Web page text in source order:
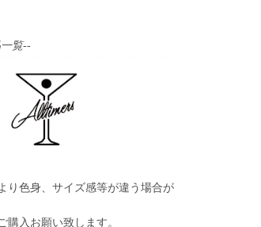
覧--
り色身、サイズ感等が違う場合が
購入お願い致します。